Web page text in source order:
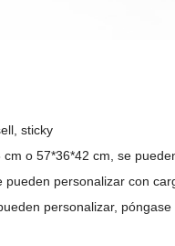
sticky
o 57*36*42 cm, se
pueden personalizar con
personalizar,